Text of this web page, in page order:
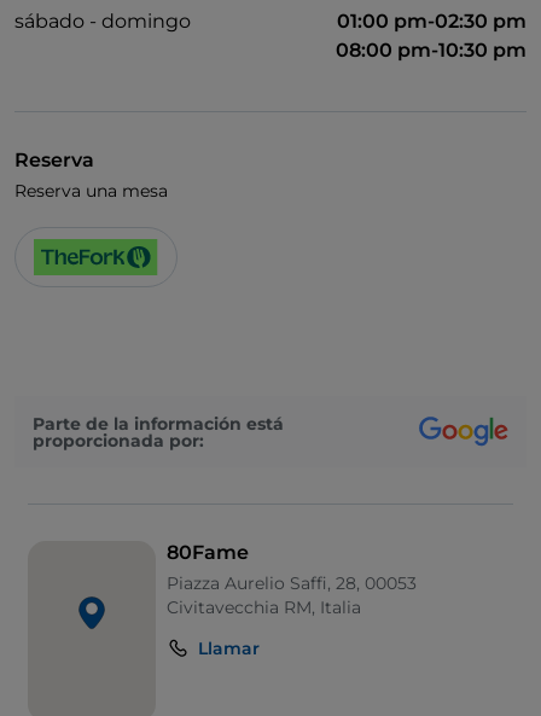
Wi-Fi
sábado - domingo
01:00 pm-02:30 pm
08:00 pm-10:30 pm
Reserva
Reserva una mesa
Parte de la información está
proporcionada por:
80Fame
Piazza Aurelio Saffi, 28, 00053
Civitavecchia RM, Italia
Llamar